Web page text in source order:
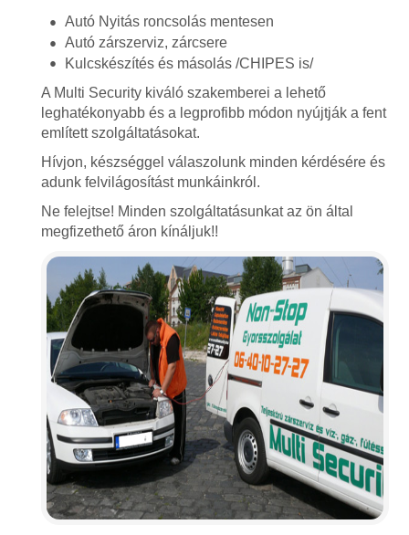
Autó Nyitás roncsolás mentesen
Autó zárszerviz, zárcsere
Kulcskészítés és másolás /CHIPES is/
A Multi Security kiváló szakemberei a lehető
leghatékonyabb és a legprofibb módon nyújtják a fent
említett szolgáltatásokat.
Hívjon, készséggel válaszolunk minden kérdésére és
adunk felvilágosítást munkáinkról.
Ne felejtse! Minden szolgáltatásunkat az ön által
megfizethető áron kínáljuk!!